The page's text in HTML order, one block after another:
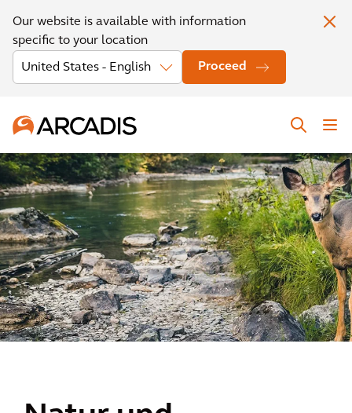
Our website is available with information
specific to your location
Proceed